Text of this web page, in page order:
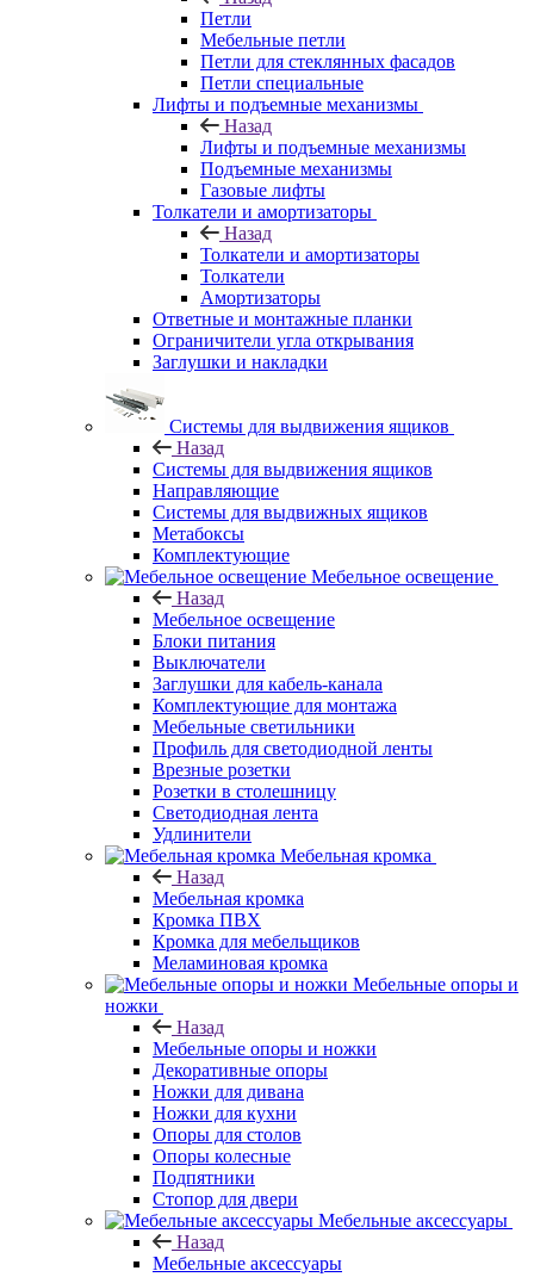
Петли
Мебельные петли
Петли для стеклянных фасадов
Петли специальные
Лифты и подъемные механизмы
Назад
Лифты и подъемные механизмы
Подъемные механизмы
Газовые лифты
Толкатели и амортизаторы
Назад
Толкатели и амортизаторы
Толкатели
Амортизаторы
Ответные и монтажные планки
Ограничители угла открывания
Заглушки и накладки
Системы для выдвижения ящиков
Назад
Системы для выдвижения ящиков
Направляющие
Системы для выдвижных ящиков
Метабоксы
Комплектующие
Мебельное освещение
Назад
Мебельное освещение
Блоки питания
Выключатели
Заглушки для кабель-канала
Комплектующие для монтажа
Мебельные светильники
Профиль для светодиодной ленты
Врезные розетки
Розетки в столешницу
Светодиодная лента
Удлинители
Мебельная кромка
Назад
Мебельная кромка
Кромка ПВХ
Кромка для мебельщиков
Меламиновая кромка
Мебельные опоры и
ножки
Назад
Мебельные опоры и ножки
Декоративные опоры
Ножки для дивана
Ножки для кухни
Опоры для столов
Опоры колесные
Подпятники
Стопор для двери
Мебельные аксессуары
Назад
Мебельные аксессуары